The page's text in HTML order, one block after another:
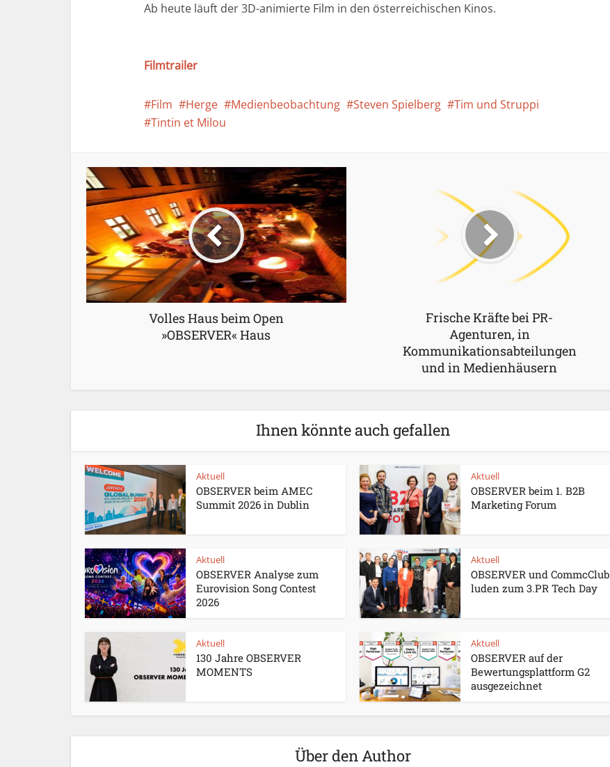
Ab heute läuft der 3D-animierte Film in den österreichischen Kinos.
Filmtrailer
Film Herge Medienbeobachtung Steven Spielberg
Tim und Struppi
Tintin et Milou
Volles Haus beim Open
»OBSERVER« Haus
Frische Kräfte bei PR-
Agenturen, in
Kommunikationsabteilungen
und in Medienhäusern
Ihnen könnte auch gefallen
Aktuell
OBSERVER beim AMEC
Summit 2026 in Dublin
Aktuell
OBSERVER beim 1. B2B
Marketing Forum
Aktuell
OBSERVER Analyse zum
Eurovision Song Contest
2026
Aktuell
OBSERVER und CommcClub
luden zum 3.PR Tech Day
Aktuell
130 Jahre OBSERVER
MOMENTS
Aktuell
OBSERVER auf der
Bewertungsplattform G2
ausgezeichnet
Über den Author